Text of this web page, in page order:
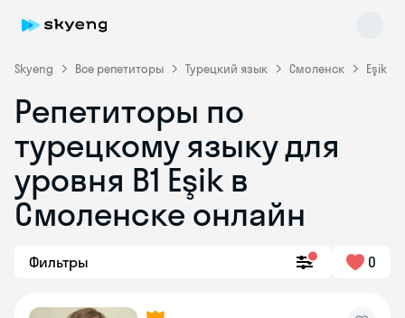
Skyeng Все репетиторы Турецкий язык Смоленск Eşik
Репетиторы по
турецкому языку для
уровня B1 Eşik в
Смоленске онлайн
Фильтры 0